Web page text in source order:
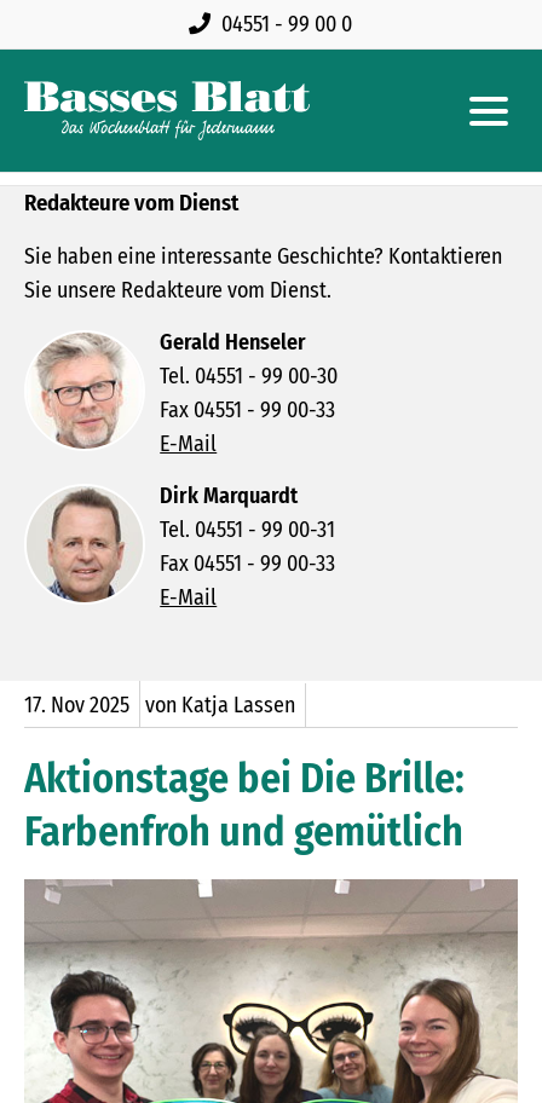
04551 - 99 00 0
Redakteure vom Dienst
Sie haben eine interessante Geschichte? Kontaktieren
Sie unsere Redakteure vom Dienst.
Gerald Henseler
Tel. 04551 - 99 00-30
Fax 04551 - 99 00-33
E-Mail
Dirk Marquardt
Tel. 04551 - 99 00-31
Fax 04551 - 99 00-33
E-Mail
17. Nov2025 von Katja Lassen
Aktionstage bei Die Brille:
Farbenfroh und gemütlich